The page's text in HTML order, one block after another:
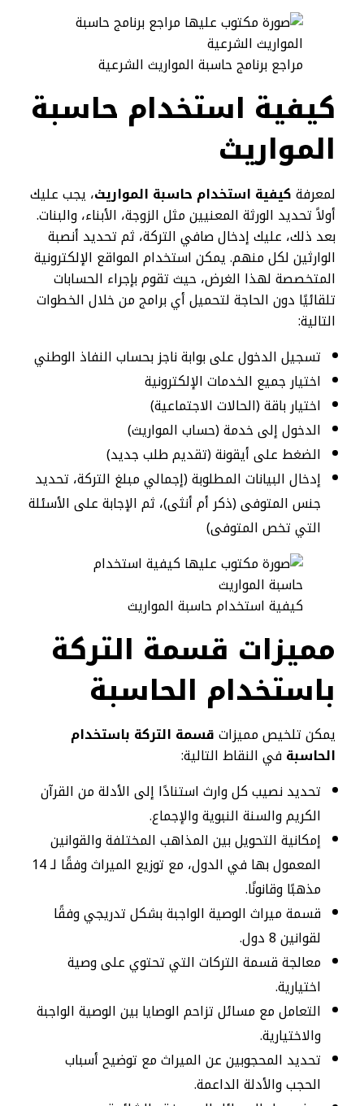
مراجع برنامج حاسبة المواريث الشرعية
كيفية استخدام حاسبة
المواريث
لمعرفةكيفية استخدام حاسبة المواريث، يجب عليك
أولاً تحديد الورثة المعنيين مثل الزوجة، الأبناء، والبنات.
بعد ذلك، عليك إدخال صافي التركة، ثم تحديد أنصبة
الوارثين لكل منهم. يمكن استخدام المواقع الإلكترونية
المتخصصة لهذا الغرض، حيث تقوم بإجراء الحسابات
تلقائيًا دون الحاجة لتحميل أي برامج من خلال الخطوات
التالية:
تسجيل الدخول على بوابة ناجز بحساب النفاذ الوطني
اختيار جميع الخدمات الإلكترونية
اختيار باقة (الحالات الاجتماعية)
الدخول إلى خدمة (حساب المواريث)
الضغط على أيقونة (تقديم طلب جديد)
إدخال البيانات المطلوبة (إجمالي مبلغ التركة، تحديد
جنس المتوفى (ذكر أم أنثى)، ثم الإجابة على الأسئلة
التي تخص المتوفى)
كيفية استخدام حاسبة المواريث
مميزات قسمة التركة
باستخدام الحاسبة
يمكن تلخيص مميزاتقسمة التركة باستخدام
الحاسبةفي النقاط التالية:
تحديد نصيب كل وارث استنادًا إلى الأدلة من القرآن
الكريم والسنة النبوية والإجماع.
إمكانية التحويل بين المذاهب المختلفة والقوانين
المعمول بها في الدول، مع توزيع الميراث وفقًا لـ 14
مذهبًا وقانونًا.
قسمة ميراث الوصية الواجبة بشكل تدريجي وفقًا
لقوانين 8 دول.
معالجة قسمة التركات التي تحتوي على وصية
اختيارية.
التعامل مع مسائل تزاحم الوصايا بين الوصية الواجبة
والاختيارية.
تحديد المحجوبين عن الميراث مع توضيح أسباب
الحجب والأدلة الداعمة.